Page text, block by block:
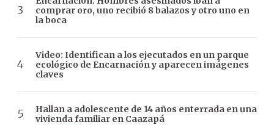
comprar oro, uno recibió 8 balazos y otro uno en
la boca
Video: Identifican a los ejecutados en un parque
ecológico de Encarnación y aparecen imágenes
claves
Hallan a adolescente de 14 años enterrada en una
vivienda familiar en Caazapá